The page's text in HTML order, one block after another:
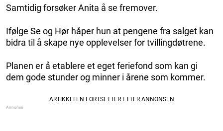
Samtidig forsøker Anita å se fremover.
Ifølge Se og Hør håper hun at pengene fra salget kan
bidra til å skape nye opplevelser for tvillingdøtrene.
Planen er å etablere et eget feriefond som kan gi
dem gode stunder og minner i årene som kommer.